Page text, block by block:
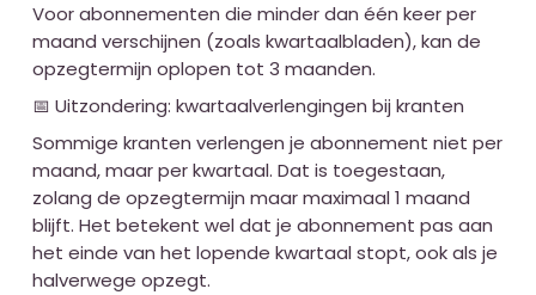
Voor abonnementen die minder dan één keer per
maand verschijnen (zoals kwartaalbladen), kan de
opzegtermijn oplopen tot 3 maanden.
📅 Uitzondering: kwartaalverlengingen bij kranten
Sommige kranten verlengen je abonnement niet per
maand, maar per kwartaal. Dat is toegestaan,
zolang de opzegtermijn maar maximaal 1 maand
blijft. Het betekent wel dat je abonnement pas aan
het einde van het lopende kwartaal stopt, ook als je
halverwege opzegt.